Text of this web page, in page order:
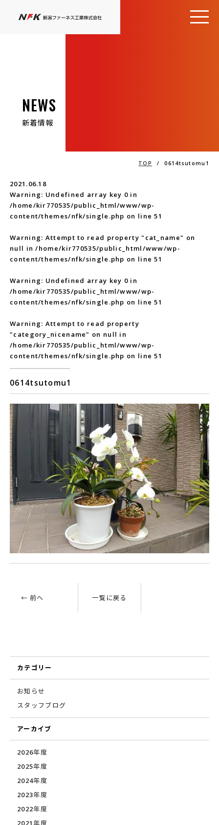
NEWS
新着情報
TOP / 0614tsutomu1
2021.06.18
Warning: Undefined array key 0 in
/home/kir770535/public_html/www/wp-
content/themes/nfk/single.php on line51
Warning: Attempt to read property "cat_name" on
null in/home/kir770535/public_html/www/wp-
content/themes/nfk/single.php on line51
Warning: Undefined array key 0 in
/home/kir770535/public_html/www/wp-
content/themes/nfk/single.php on line51
Warning: Attempt to read property
"category_nicename" on null in
/home/kir770535/public_html/www/wp-
content/themes/nfk/single.php on line51
0614tsutomu1
← 前へ 一覧に戻る
カテゴリー
お知らせ
スタッフブログ
アーカイブ
2026年度
2025年度
2024年度
2023年度
2022年度
2021年度